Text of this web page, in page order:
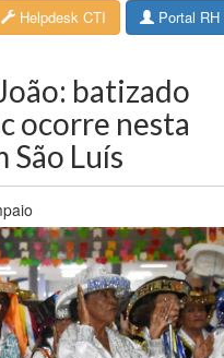
Portal RH
Helpdesk CTI
batizado
ocorre nesta
Luís